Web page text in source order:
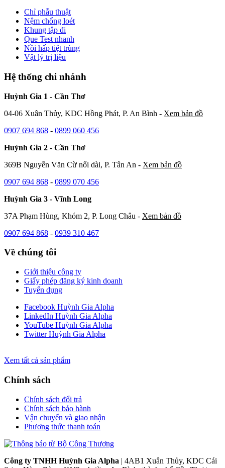
Chỉ phẫu thuật
Nệm chống loét
Khung tập đi
Que Test nhanh
Nồi hấp tiệt trùng
Vật lý trị liệu
Hệ thống chi nhánh
Huỳnh Gia 1 - Cần Thơ
04-06 Xuân Thủy, KDC Hồng Phát, P. An Bình - Xem bản đồ
0907 694 868 - 0899 060 456
Huỳnh Gia 2 - Cần Thơ
369B Nguyễn Văn Cừ nối dài, P. Tân An - Xem bản đồ
0907 694 868 - 0899 070 456
Huỳnh Gia 3 - Vĩnh Long
37A Phạm Hùng, Khóm 2, P. Long Châu - Xem bản đồ
0907 694 868 - 0939 310 467
Về chúng tôi
Giới thiệu công ty
Giấy phép đăng ký kinh doanh
Tuyển dụng
Facebook Huỳnh Gia Alpha
LinkedIn Huỳnh Gia Alpha
YouTube Huỳnh Gia Alpha
Twitter Huỳnh Gia Alpha
Xem tất cả sản phẩm
Chính sách
Chính sách đổi trả
Chính sách bảo hành
Vận chuyển và giao nhận
Phương thức thanh toán
Công ty TNHH Huỳnh Gia Alpha | 4AB1 Xuân Thủy, KDC Cái